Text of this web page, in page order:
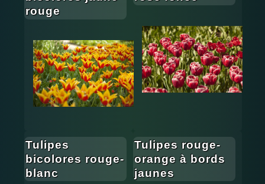
rouge
Tulipes
bicolores rouge-
blanc
Tulipes rouge-
orange à bords
jaunes